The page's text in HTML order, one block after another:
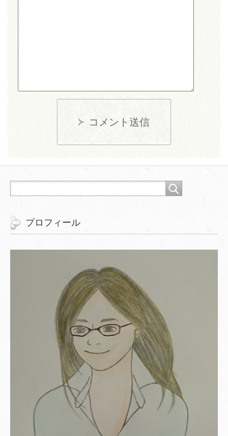
コメント送信
プロフィール